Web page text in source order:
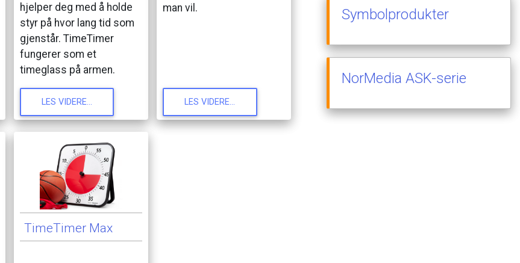
hjelper deg med å holde
styr på hvor lang tid som
gjenstår. TimeTimer
fungerer som et
timeglass på armen.
LES VIDERE...
man vil.
LES VIDERE...
TimeTimer Max
Symbolprodukter
NorMedia ASK-serie